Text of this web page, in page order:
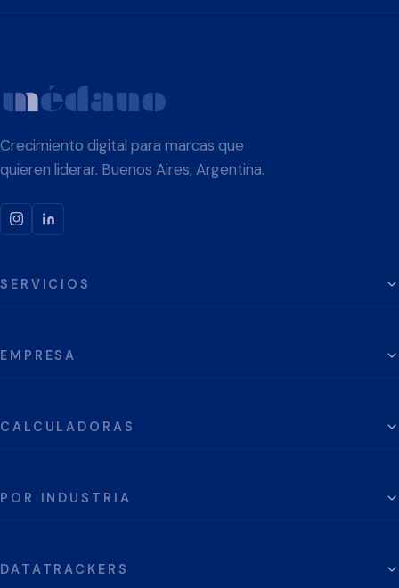
Crecimiento digital para marcas que
quieren liderar. Buenos Aires, Argentina.
SERVICIOS
EMPRESA
CALCULADORAS
POR INDUSTRIA
DATATRACKERS